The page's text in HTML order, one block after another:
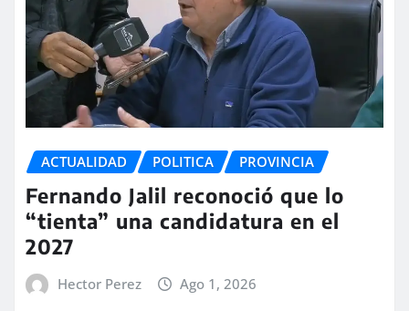
ACTUALIDAD POLITICA PROVINCIA
Fernando Jalil reconoció que lo
“tienta” una candidatura en el
2027
Hector Perez Ago 1, 2026